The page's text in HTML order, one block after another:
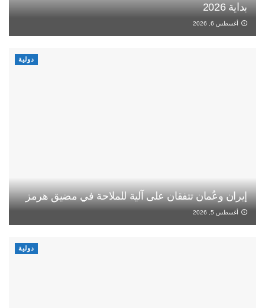
بداية 2026
أغسطس 6, 2026
دولية
إيران وعُمان تتفقان على آلية للملاحة في مضيق هرمز
أغسطس 5, 2026
دولية